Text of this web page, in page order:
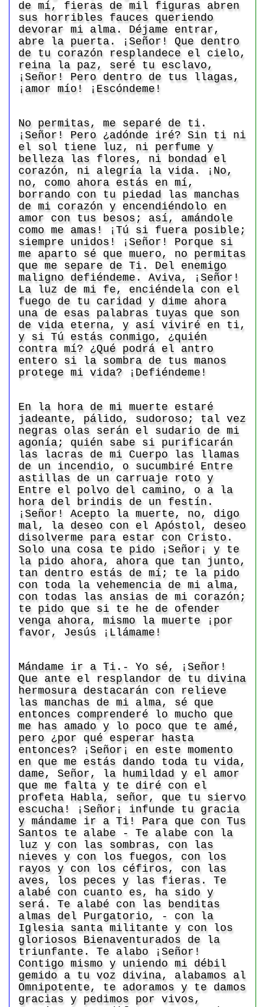
de mí, fieras de mil figuras abren
sus horribles fauces queriendo
devorar mi alma. Déjame entrar,
abre la puerta. ¡Señor! Que dentro
de tu corazón resplandece el cielo,
reina la paz, seré tu esclavo,
¡Señor! Pero dentro de tus llagas,
¡amor mío! ¡Escóndeme!
No permitas, me separé de ti.
¡Señor! Pero ¿adónde iré? Sin ti ni
el sol tiene luz, ni perfume y
belleza las flores, ni bondad el
corazón, ni alegría la vida. ¡No,
no, como ahora estás en mí,
borrando con tu piedad las manchas
de mi corazón y encendiéndolo en
amor con tus besos; así, amándole
como me amas! ¡Tú si fuera posible;
siempre unidos! ¡Señor! Porque si
me aparto sé que muero, no permitas
que me separe de Ti. Del enemigo
maligno defiéndeme. Aviva, ¡Señor!
La luz de mi fe, enciéndela con el
fuego de tu caridad y dime ahora
una de esas palabras tuyas que son
de vida eterna, y así viviré en ti,
y si Tú estás conmigo, ¿quién
contra mí? ¿Qué podrá el antro
entero si la sombra de tus manos
protege mi vida? ¡Defiéndeme!
En la hora de mi muerte estaré
jadeante, pálido, sudoroso; tal vez
negras olas serán el sudario de mi
agonía; quién sabe si purificarán
las lacras de mi Cuerpo las llamas
de un incendio, o sucumbiré Entre
astillas de un carruaje roto y
Entre el polvo del camino, o a la
hora del brindis de un festín.
¡Señor! Acepto la muerte, no, digo
mal, la deseo con el Apóstol, deseo
disolverme para estar con Cristo.
Solo una cosa te pido ¡Señor¡ y te
la pido ahora, ahora que tan junto,
tan dentro estás de mí; te la pido
con toda la vehemencia de mi alma,
con todas las ansias de mi corazón;
te pido que si te he de ofender
venga ahora, mismo la muerte ¡por
favor, Jesús ¡Llámame!
Mándame ir a Ti.- Yo sé, ¡Señor!
Que ante el resplandor de tu divina
hermosura destacarán con relieve
las manchas de mi alma, sé que
entonces comprenderé lo mucho que
me has amado y lo poco que te amé,
pero ¿por qué esperar hasta
entonces? ¡Señor¡ en este momento
en que me estás dando toda tu vida,
dame, Señor, la humildad y el amor
que me falta y te diré con el
profeta Habla, señor, que tu siervo
escucha! ¡Señor¡ infunde tu gracia
y mándame ir a Ti! Para que con Tus
Santos te alabe - Te alabe con la
luz y con las sombras, con las
nieves y con los fuegos, con los
rayos y con los céfiros, con las
aves, los peces y las fieras. Te
alabé con cuanto es, ha sido y
será. Te alabé con las benditas
almas del Purgatorio, - con la
Iglesia santa militante y con los
gloriosos Bienaventurados de la
triunfante. Te alabo ¡Señor!
Contigo mismo y uniendo mi débil
gemido a tu voz divina, alabamos al
Omnipotente, te adoramos y te damos
gracias y pedimos por vivos,